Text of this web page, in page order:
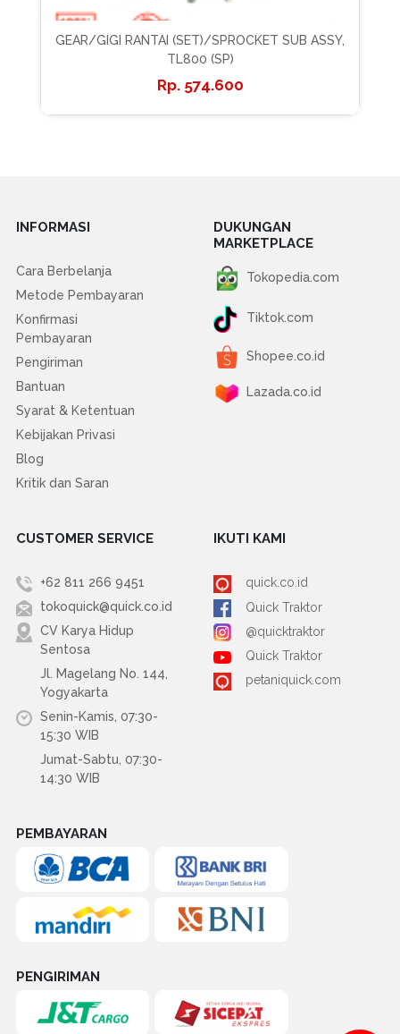
GEAR/GIGI RANTAI (SET)/SPROCKET SUB ASSY,
TL800 (SP)
574.600
INFORMASI
Cara Berbelanja
Metode Pembayaran
Konfirmasi
Pembayaran
Pengiriman
Bantuan
Syarat & Ketentuan
Kebijakan Privasi
Blog
Kritik dan Saran
DUKUNGAN
MARKETPLACE
Tokopedia.com
Tiktok.com
Shopee.co.id
Lazada.co.id
CUSTOMER SERVICE
+62 811 266 9451
tokoquick@quick.co.id
CV Karya Hidup
Sentosa
Jl. Magelang No. 144,
Yogyakarta
Senin-Kamis, 07:30-
15:30 WIB
Jumat-Sabtu, 07:30-
14:30 WIB
IKUTI KAMI
quick.co.id
Quick Traktor
@quicktraktor
Quick Traktor
petaniquick.com
PEMBAYARAN
PENGIRIMAN